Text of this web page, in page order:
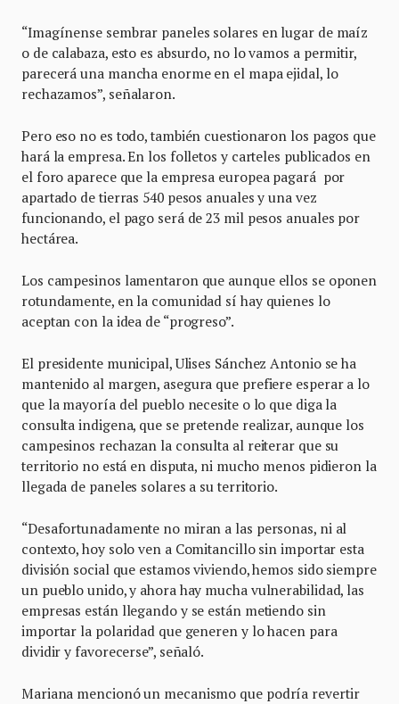
“Imagínense sembrar paneles solares en lugar de maíz
o de calabaza, esto es absurdo, no lo vamos a permitir,
parecerá una mancha enorme en el mapa ejidal, lo
rechazamos”, señalaron.
Pero eso no es todo, también cuestionaron los pagos que
hará la empresa. En los folletos y carteles publicados en
el foro aparece que la empresa europea pagará por
apartado de tierras 540 pesos anuales y una vez
funcionando, el pago será de 23 mil pesos anuales por
hectárea.
Los campesinos lamentaron que aunque ellos se oponen
rotundamente, en la comunidad sí hay quienes lo
aceptan con la idea de “progreso”.
El presidente municipal, Ulises Sánchez Antonio se ha
mantenido al margen, asegura que prefiere esperar a lo
que la mayoría del pueblo necesite o lo que diga la
consulta indigena, que se pretende realizar, aunque los
campesinos rechazan la consulta al reiterar que su
territorio no está en disputa, ni mucho menos pidieron la
llegada de paneles solares a su territorio.
“Desafortunadamente no miran a las personas, ni al
contexto, hoy solo ven a Comitancillo sin importar esta
división social que estamos viviendo, hemos sido siempre
un pueblo unido, y ahora hay mucha vulnerabilidad, las
empresas están llegando y se están metiendo sin
importar la polaridad que generen y lo hacen para
dividir y favorecerse”, señaló.
Mariana mencionó un mecanismo que podría revertir